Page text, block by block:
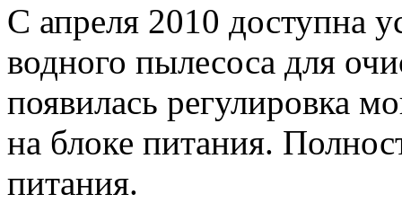
С апреля 2010 доступна
водного пылесоса для
появилась регулировка
на блоке питания.
питания.